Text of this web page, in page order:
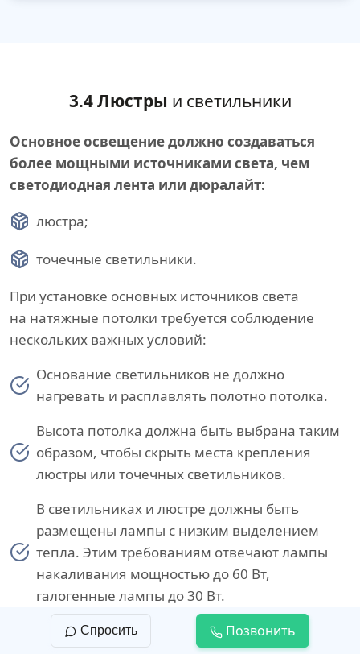
3.4 Люстры и светильники
Основное освещение должно создаваться
более мощными источниками света, чем
светодиодная лента или дюралайт:
люстра;
точечные светильники.
При установке основных источников света
на натяжные потолки требуется соблюдение
нескольких важных условий:
Основание светильников не должно
нагревать и расплавлять полотно потолка.
Высота потолка должна быть выбрана таким
образом, чтобы скрыть места крепления
люстры или точечных светильников.
В светильниках и люстре должны быть
размещены лампы с низким выделением
тепла. Этим требованиям отвечают лампы
накаливания мощностью до 60 Вт,
галогенные лампы до 30 Вт.
Рожки люстры не должны быть направлены
Спросить Позвонить